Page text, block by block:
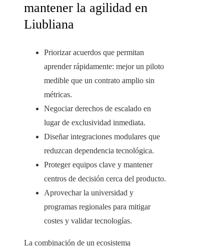
mantener la agilidad en
Liubliana
Priorizar acuerdos que permitan
aprender rápidamente: mejor un piloto
medible que un contrato amplio sin
métricas.
Negociar derechos de escalado en
lugar de exclusividad inmediata.
Diseñar integraciones modulares que
reduzcan dependencia tecnológica.
Proteger equipos clave y mantener
centros de decisión cerca del producto.
Aprovechar la universidad y
programas regionales para mitigar
costes y validar tecnologías.
La combinación de un ecosistema